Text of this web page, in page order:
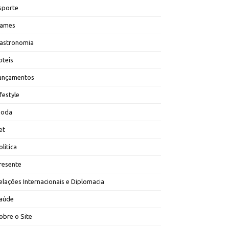
Internacionais e Diplomacia
o Site